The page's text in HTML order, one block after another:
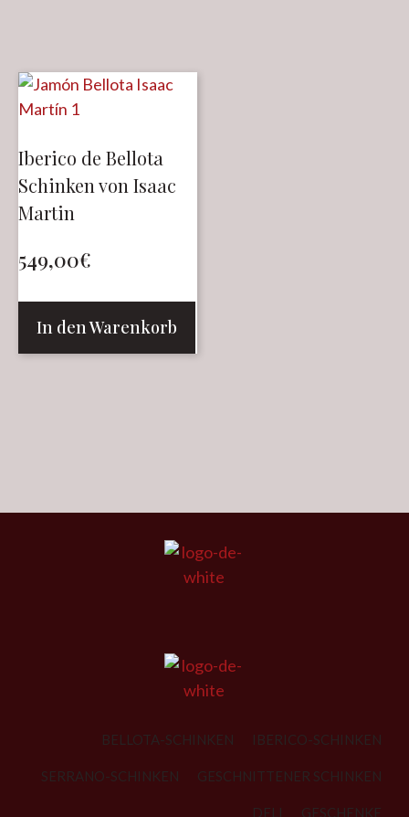
Iberico de Bellota
Schinken von Isaac
Martin
549,00€
In den Warenkorb
BELLOTA-SCHINKEN IBERICO-SCHINKEN
SERRANO-SCHINKEN GESCHNITTENER SCHINKEN
DELI GESCHENKE